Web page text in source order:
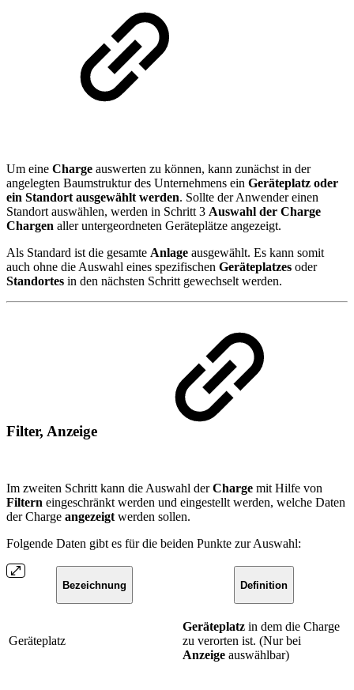
Um eine Charge auswerten zu können, kann zunächst in der
angelegten Baumstruktur des Unternehmens ein Geräteplatz oder
ein Standort ausgewählt werden. Sollte der Anwender einen
Standort auswählen, werden in Schritt 3 Auswahl der Charge
Chargen aller untergeordneten Geräteplätze angezeigt.
Als Standard ist die gesamte Anlage ausgewählt. Es kann somit
auch ohne die Auswahl eines spezifischen Geräteplatzes oder
Standortes in den nächsten Schritt gewechselt werden.
Filter, Anzeige
Im zweiten Schritt kann die Auswahl derCharge mit Hilfe von
Filtern eingeschränkt werden und eingestellt werden, welche Daten
der Charge angezeigtwerden sollen.
Folgende Daten gibt es für die beiden Punkte zur Auswahl:
Bezeichnung Definition
Geräteplatz
Geräteplatz in dem die Charge
zu verorten ist. (Nur bei
Anzeige auswählbar)